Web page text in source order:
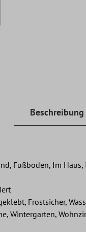
Beschreibung
Fußboden, Im Haus,
Frostsicher,
Wintergarten,